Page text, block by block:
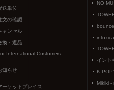
送単位
文の確認
ャンセル
換・返品
International Customers
知らせ
ーケットプレイス
NO
bounce
イント
K-POP
Mikiki -